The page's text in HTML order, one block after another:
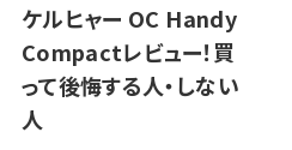
ケルヒャー OC Handy
Compactレビュー！買
って後悔する人・しない
人